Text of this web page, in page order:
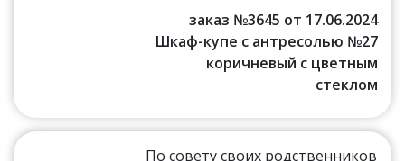
заказ №3645 от 17.06.2024
Шкаф-купе с антресолью №27
коричневый с цветным
стеклом
По совету своих родственников